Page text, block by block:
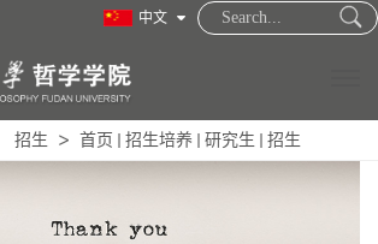
中文
招生 首页 招生培养 研究生 招生